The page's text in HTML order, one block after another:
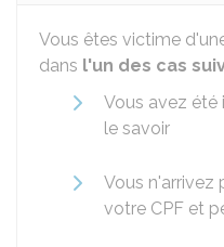
Vous êtes victime
dans l'un des cas
Vous avez été
le savoir
Vous n'arrivez
votre CPF et